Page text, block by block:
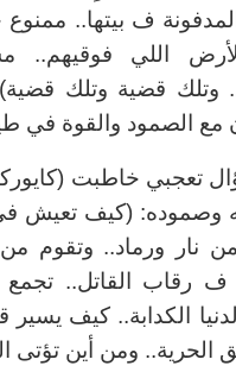
المدفونة ف بيتها..
اللي فوقيهم..
وتلك قضية وتلك
مع الصمود والقوة في
تعجبي خاطبت
وصموده: (كيف تعيش
من نار ورماد.. وتقوم
رقاب القاتل.. تجمع
الكدابة.. كيف يسير
الحرية.. ومن أين تؤتى